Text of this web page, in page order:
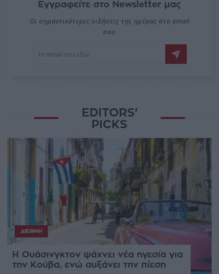
Εγγραφείτε στο Newsletter μας
Οι σημαντικότερες ειδήσεις της ημέρας στο email
σου
EDITORS'
PICKS
ΔΙΕΘΝΉ
Η Ουάσινγκτον ψάχνει νέα ηγεσία για
την Κούβα, ενώ αυξάνει την πίεση